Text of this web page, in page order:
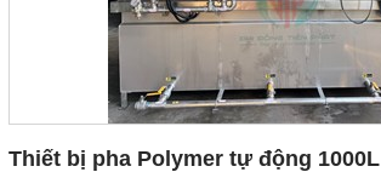
Thiết bị pha Polymer tự động 1000L